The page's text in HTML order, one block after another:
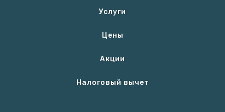
Услуги
Цены
Акции
Налоговый вычет